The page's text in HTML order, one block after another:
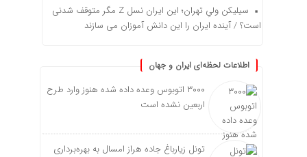
سیلیکن ولیِ تهران؛ این ایران نسل Z مگر متوقف شدنی
است؟ / آینده ایران را این دانش آموزان می سازند
اطلاعات لحظه‌ای ایران و جهان
۳۰۰۰ اتوبوس وعده داده شده هنوز وارد طرح
اربعین نشده است
تونل زیارباغ جاده هراز امسال به بهره‌برداری